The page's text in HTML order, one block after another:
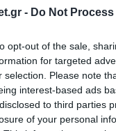
- Do Not
opt-out of the sale,
for targeted
selection. Please note
interest-based ads
to third parties
of your personal
Ιράν, καθώςμια
Τεχεράνη να
Guard